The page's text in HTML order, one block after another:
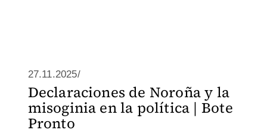
27.11.2025/
Declaraciones de Noroña y la
misoginia en la política | Bote
Pronto